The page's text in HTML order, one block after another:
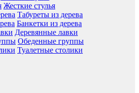
Жесткие стулья
Табуреты из дерева
Банкетки из дерева
Деревянные лавки
Обеденные группы
Туалетные столики